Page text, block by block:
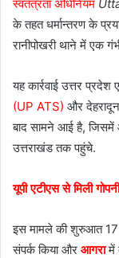
स्वतंत्रता अधिनियम
के तहत धर्मान्तरण के
रानीपोखरी थाने में एक
यह कार्रवाई उत्तर प्रदेश
(UP ATS) और
बाद सामने आई है, जिसमें
उत्तराखंड तक पहुंचे.
यूपी एटीएस से मिली
इस मामले की शुरुआत 17
संपर्क किया और आगरामें